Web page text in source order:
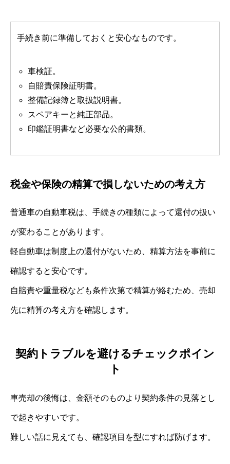
手続き前に準備しておくと安心なものです。
車検証。
自賠責保険証明書。
整備記録簿と取扱説明書。
スペアキーと純正部品。
印鑑証明書など必要な公的書類。
税金や保険の精算で損しないための考え方
普通車の自動車税は、手続きの種類によって還付の扱い
が変わることがあります。
軽自動車は制度上の還付がないため、精算方法を事前に
確認すると安心です。
自賠責や重量税なども条件次第で精算が絡むため、売却
先に精算の考え方を確認します。
契約トラブルを避けるチェックポイン
ト
車売却の後悔は、金額そのものより契約条件の見落とし
で起きやすいです。
難しい話に見えても、確認項目を型にすれば防げます。